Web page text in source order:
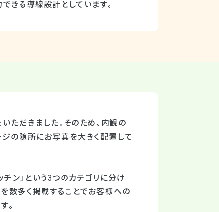
きる導線設計としています。
ただきました。そのため、内観の
の随所にお写真を大きく配置して
チン」という3つのカテゴリに分け
数多く掲載することでお客様への
。